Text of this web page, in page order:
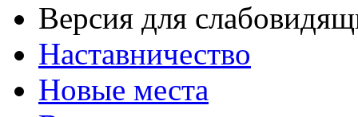
Версия для
Наставничество
Новые места